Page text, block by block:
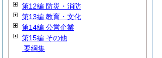
第12編 防災・消防
第13編 教育・文化
第14編 公営企業
第15編 その他
要綱集